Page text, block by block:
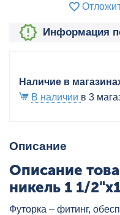
Информация
Наличие в
В наличии в 3
Описание
Описание
никель 1 1/
артикул:
Футорка – фитинг,